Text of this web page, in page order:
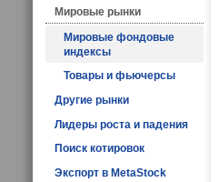
Мировые рынки
Мировые фондовые
индексы
Товары и фьючерсы
Другие рынки
Лидеры роста и падения
Поиск котировок
Экспорт в MetaStock